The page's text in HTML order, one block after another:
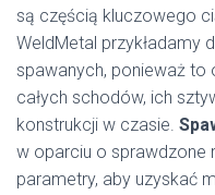
są częścią kluczowego
WeldMetal przykładamy
spawanych, ponieważ to
całych schodów, ich
konstrukcji w czasie.
w oparciu o sprawdzone
parametry, aby uzyskać